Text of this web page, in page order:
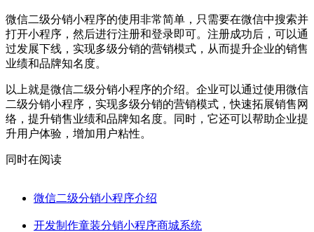
微信二级分销小程序的使用非常简单，只需要在微信中搜索并
打开小程序，然后进行注册和登录即可。注册成功后，可以通
过发展下线，实现多级分销的营销模式，从而提升企业的销售
业绩和品牌知名度。
以上就是微信二级分销小程序的介绍。企业可以通过使用微信
二级分销小程序，实现多级分销的营销模式，快速拓展销售网
络，提升销售业绩和品牌知名度。同时，它还可以帮助企业提
升用户体验，增加用户粘性。
同时在阅读
微信二级分销小程序介绍
开发制作童装分销小程序商城系统